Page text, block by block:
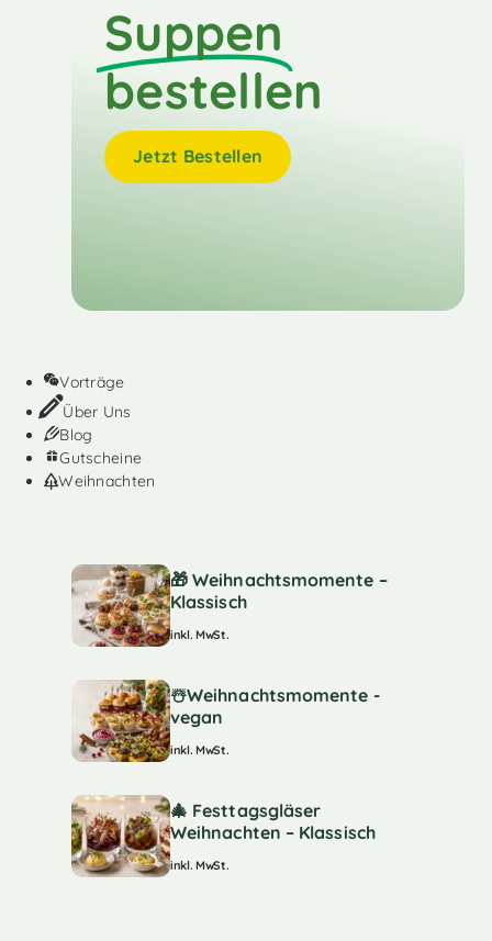
Suppen
bestellen
Jetzt Bestellen
Vorträge
Über Uns
Blog
Gutscheine
Weihnachten
🎁 Weihnachtsmomente –
Klassisch
inkl. MwSt.
☃️Weihnachtsmomente -
vegan
inkl. MwSt.
🎄 Festtagsgläser
Weihnachten – Klassisch
inkl. MwSt.